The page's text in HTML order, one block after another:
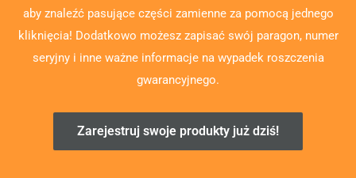
aby znaleźć pasujące części zamienne za pomocą jednego
kliknięcia! Dodatkowo możesz zapisać swój paragon, numer
seryjny i inne ważne informacje na wypadek roszczenia
gwarancyjnego.
Zarejestruj swoje produkty już dziś!